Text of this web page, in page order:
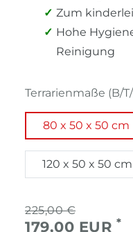
Zum
Hohe
Reinigung
Terrarienmaße (B/
80 x 50 x 50 cm
120 x 50 x 50 cm
225,00 €
179,00 EUR *